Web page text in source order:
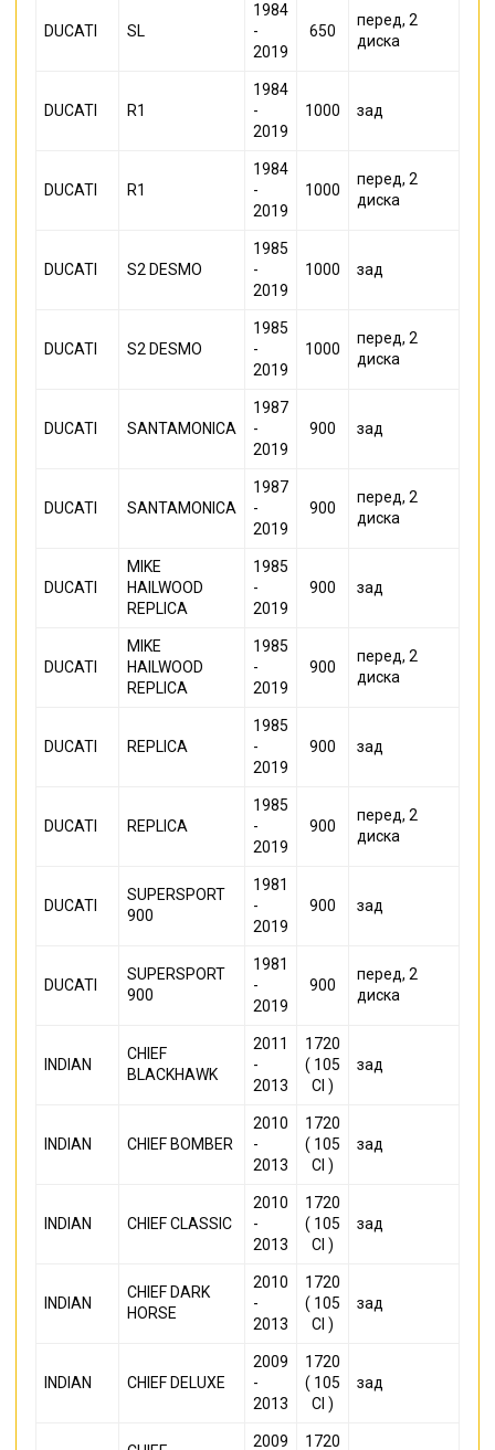
DUCATI SL
1984
-
2019
650
перед, 2
диска
DUCATI R1
1984
-
2019
1000 зад
DUCATI R1
1984
-
2019
1000
перед, 2
диска
DUCATI S2 DESMO
1985
-
2019
1000 зад
DUCATI S2 DESMO
1985
-
2019
1000
перед, 2
диска
DUCATI SANTAMONICA
1987
-
2019
900 зад
DUCATI SANTAMONICA
1987
-
2019
900
перед, 2
диска
DUCATI
MIKE
HAILWOOD
REPLICA
1985
-
2019
900 зад
DUCATI
MIKE
HAILWOOD
REPLICA
1985
-
2019
900
перед, 2
диска
DUCATI REPLICA
1985
-
2019
900 зад
DUCATI REPLICA
1985
-
2019
900
перед, 2
диска
DUCATI
SUPERSPORT
900
1981
-
2019
900 зад
DUCATI
SUPERSPORT
900
1981
-
2019
900
перед, 2
диска
INDIAN
CHIEF
BLACKHAWK
2011
-
2013
1720
( 105
CI )
зад
INDIAN CHIEF BOMBER
2010
-
2013
1720
( 105
CI )
зад
INDIAN CHIEF CLASSIC
2010
-
2013
1720
( 105
CI )
зад
INDIAN
CHIEF DARK
HORSE
2010
-
2013
1720
( 105
CI )
зад
INDIAN CHIEF DELUXE
2009
-
2013
1720
( 105
CI )
зад
2009 1720